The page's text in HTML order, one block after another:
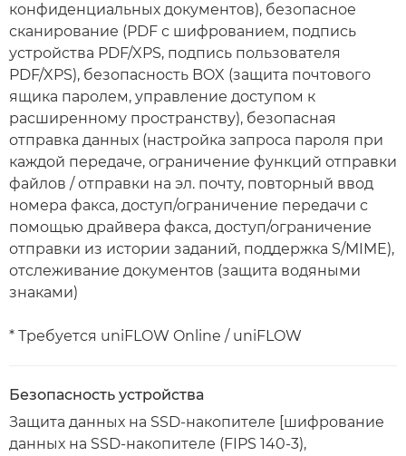
конфиденциальных документов), безопасное
сканирование (PDF с шифрованием, подпись
устройства PDF/XPS, подпись пользователя
PDF/XPS), безопасность BOX (защита почтового
ящика паролем, управление доступом к
расширенному пространству), безопасная
отправка данных (настройка запроса пароля при
каждой передаче, ограничение функций отправки
файлов / отправки на эл. почту, повторный ввод
номера факса, доступ/ограничение передачи с
помощью драйвера факса, доступ/ограничение
отправки из истории заданий, поддержка S/MIME),
отслеживание документов (защита водяными
знаками)
* Требуется uniFLOW Online / uniFLOW
Безопасность устройства
Защита данных на SSD-накопителе [шифрование
данных на SSD-накопителе (FIPS 140-3),